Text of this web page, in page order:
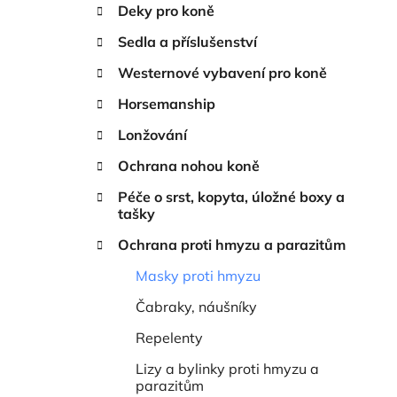
Deky pro koně
Sedla a příslušenství
Westernové vybavení pro koně
Horsemanship
Lonžování
Ochrana nohou koně
Péče o srst, kopyta, úložné boxy a
tašky
Ochrana proti hmyzu a parazitům
Masky proti hmyzu
Čabraky, náušníky
Repelenty
Lizy a bylinky proti hmyzu a
parazitům